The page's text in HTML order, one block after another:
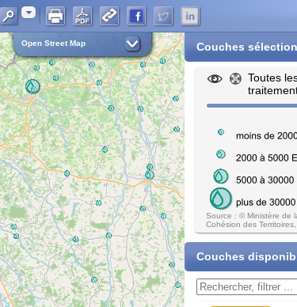
Adresse
Open Street Map Couches
Toutes
Source : © Ministère de
Cohésion des
Couches